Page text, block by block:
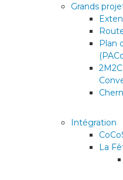
Se
citoyen
Pour
un
sur les
de
des
Grands
Plan
Intégration
La